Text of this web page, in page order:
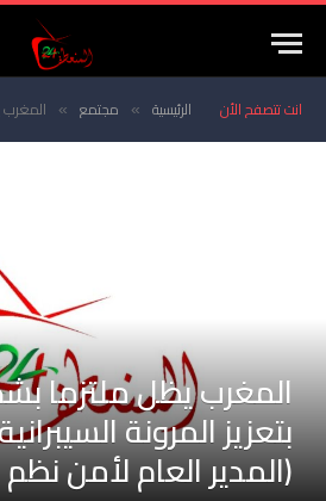
انت تتصفح الأن الرئيسية » مجتمع » المغرب يظل ملتزما
المغرب يظل ملتزما
بتعزيز المرونة
(المدير العام لأمن